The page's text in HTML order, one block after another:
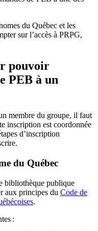
du Québec et les
sur l’accès à PRPG,
pouvoir
PEB à un
membre du groupe, il faut
inscription est coordonnée
d’inscription
du Québec
bibliothèque publique
aux principes du Code de
.
: